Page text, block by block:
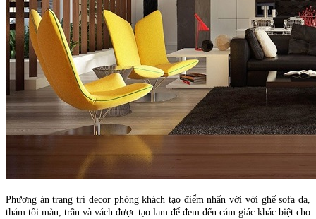
Phương án trang trí decor phòng khách tạo điểm nhấn với với ghế sofa da,
thảm tối màu, trần và vách được tạo lam để đem đến cảm giác khác biệt cho